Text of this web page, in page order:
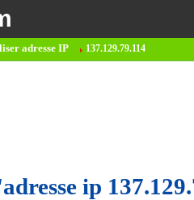
adresse IP 137.129.79.114
ip